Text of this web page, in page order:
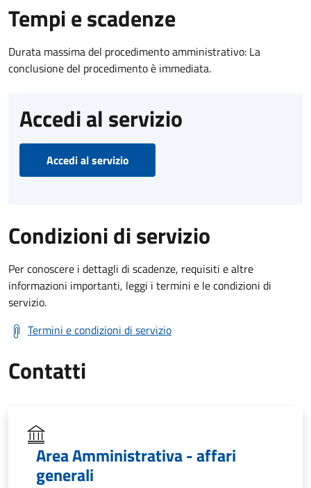
Tempi e scadenze
Durata massima del procedimento amministrativo: La
conclusione del procedimento è immediata.
Accedi al servizio
Accedi al servizio
Condizioni di servizio
Per conoscere i dettagli di scadenze, requisiti e altre
informazioni importanti, leggi i termini e le condizioni di
servizio.
Termini e condizioni di servizio
Contatti
Area Amministrativa - affari
generali